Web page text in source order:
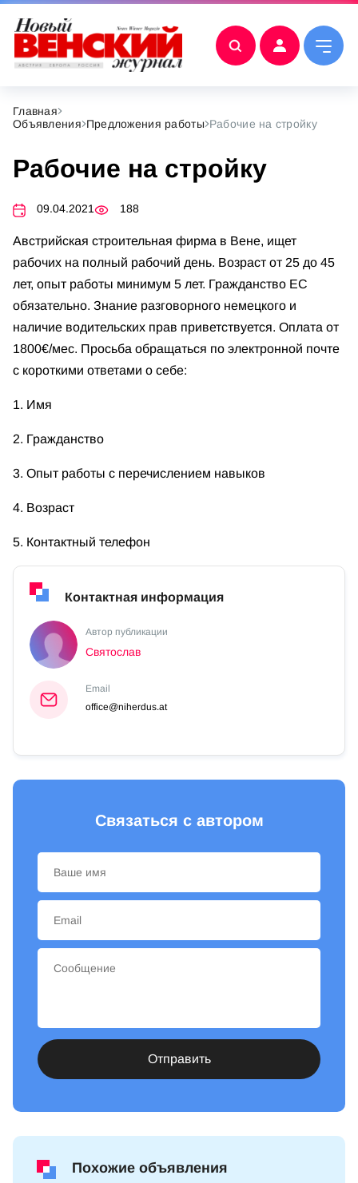
Главная
Объявления Предложения работы Рабочие на стройку
Рабочие на стройку
09.04.2021 188
Австрийская строительная фирма в Вене, ищет
рабочих на полный рабочий день. Возраст от 25 до 45
лет, опыт работы минимум 5 лет. Гражданство ЕС
обязательно. Знание разговорного немецкого и
наличие водительских прав приветствуется. Оплата от
1800€/мес. Просьба обращаться по электронной почте
с короткими ответами о себе:
1. Имя
2. Гражданство
3. Опыт работы с перечислением навыков
4. Возраст
5. Контактный телефон
Контактная информация
Автор публикации
Святослав
Email
office@niherdus.at
Связаться с автором
Отправить
Похожие объявления